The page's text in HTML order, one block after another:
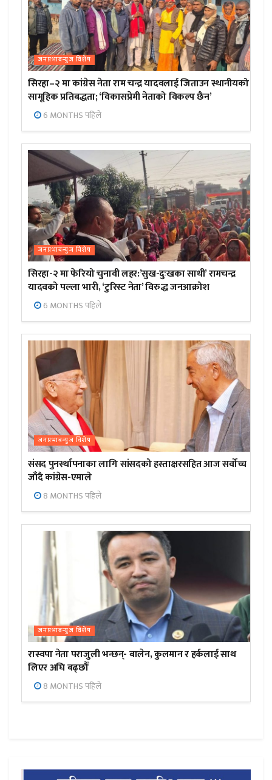
जनप्रभाबन्युज विशेष
सिरहा–२ मा कांग्रेस नेता राम चन्द्र यादवलाई जिताउन स्थानीयको
सामूहिक प्रतिबद्धता; ‘विकासप्रेमी नेताको विकल्प छैन’
6 MONTHS पहिले
जनप्रभाबन्युज विशेष
सिरहा-२ मा फेरियो चुनावी लहर:’सुख-दुःखका साथी’ रामचन्द्र
यादवको पल्ला भारी, ‘टुरिस्ट नेता’ विरुद्ध जनआक्रोश
6 MONTHS पहिले
जनप्रभाबन्युज विशेष
संसद पुनर्स्थापनाका लागि सांसदको हस्ताक्षरसहित आज सर्वोच्च
जाँदै कांग्रेस-एमाले
8 MONTHS पहिले
जनप्रभाबन्युज विशेष
रास्वपा नेता पराजुली भन्छन्- बालेन, कुलमान र हर्कलाई साथ
लिएर अघि बढ्छौँ
8 MONTHS पहिले